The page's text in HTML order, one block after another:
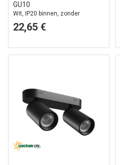
GU10
Wit, IP20 binnen, zonder
lichtbron
22,65 €